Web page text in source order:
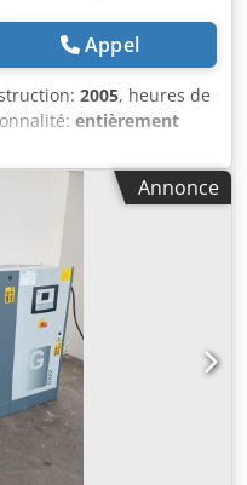
Appel
2005, heures de
entièrement
kW avec sécheur
en bon état CedpfxAnnonce